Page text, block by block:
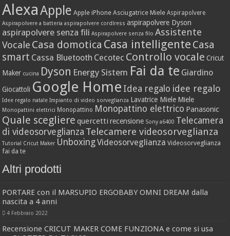
AlexaApple Apple iPhone Asciugatrice Miele Aspirapolvere
Aspirapolvere a batteria aspirapolvere cordlress aspirapolvere Dyson
aspirapolvere senza fili Aspirapolvere senza filo Assistente
Vocale Casa domotica Casa intelligente Casa
smart Cassa Bluetooth Cecotec Controllo vocale Cricut
Maker cucina Dyson Energy Sistem Fai da te Giardino
Giocattoli Google Home Idea regalo idee regalo
Idee regalo natale Impianto di video sorveglianza Lavatrice Miele Miele
Monopattini elettrici Monopattino Monopattino elettrico Panasonic
Quale scegliere quercetti recensione Sony a6400 Telecamera
di videosorveglianza Telecamere videosorveglianza
Tutorial Cricut Maker UnboxingVideosorveglianza Videosorveglianza
fai da te
Altri prodotti
PORTARE con il MARSUPIO ERGOBABY OMNI DREAM dalla
nascita a 4 anni
4 Febbraio 2022
Recensione CRICUT MAKER COME FUNZIONA e come si usa